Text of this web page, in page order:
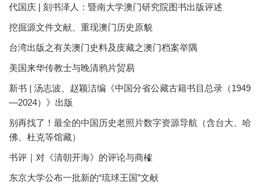
代国庆 | 刻书泽人：暨南大学澳门研究院图书出版评述
挖掘源文件文献、重现澳门历史原貌
台湾出版之有关澳门史料及庋藏之澳门档案举隅
美国来华传教士与晚清鸦片贸易
新书 | 汤志波、赵颖洁编《中国分省公藏古籍书目总录（1949
—2024）》出版
别再找了！最全的中国历史老照片数字资源导航（含台大、哈
佛、杜克等馆藏）
书评｜对《清朝开海》的评论与商榷
东京大学公布一批新的“琉球王国”文献